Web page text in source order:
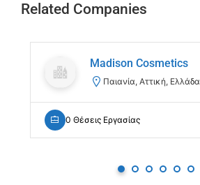
Related Companies
Madison Cosmetics
Παιανία, Αττική, Ελλάδα
0 Θέσεις Εργασίας